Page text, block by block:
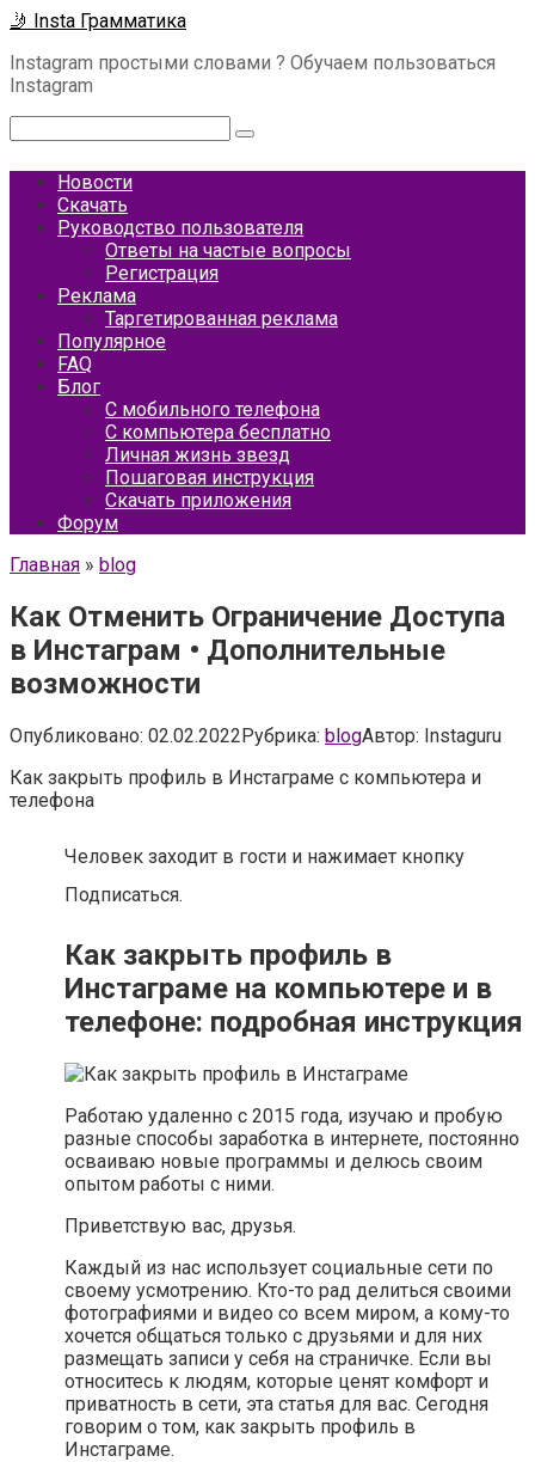
Перейти
контенту
🤳 Insta Грамматика
Instagram простыми словами ? Обучаем пользоваться
Instagram
Новости
Скачать
Руководство пользователя
Ответы на частые вопросы
Регистрация
Реклама
Таргетированная реклама
Популярное
FAQ
Блог
С мобильного телефона
С компьютера бесплатно
Личная жизнь звезд
Пошаговая инструкция
Скачать приложения
Форум
Главная » blog
Как Отменить Ограничение Доступа
в Инстаграм • Дополнительные
возможности
Опубликовано: 02.02.2022Рубрика: blogАвтор: Instaguru
Как закрыть профиль в Инстаграме с компьютера и
телефона
Человек заходит в гости и нажимает кнопку
Подписаться.
Как закрыть профиль в
Инстаграме на компьютере и в
телефоне: подробная инструкция
Работаю удаленно с 2015 года, изучаю и пробую
разные способы заработка в интернете, постоянно
осваиваю новые программы и делюсь своим
опытом работы с ними.
Приветствую вас, друзья.
Каждый из нас использует социальные сети по
своему усмотрению. Кто-то рад делиться своими
фотографиями и видео со всем миром, а кому-то
хочется общаться только с друзьями и для них
размещать записи у себя на страничке. Если вы
относитесь к людям, которые ценят комфорт и
приватность в сети, эта статья для вас. Сегодня
говорим о том, как закрыть профиль в
Инстаграме.